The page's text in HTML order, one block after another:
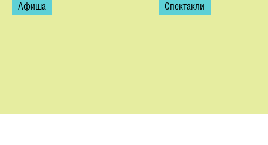
Афиша Спектакли